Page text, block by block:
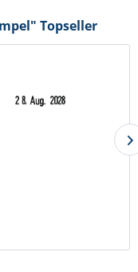
Topseller